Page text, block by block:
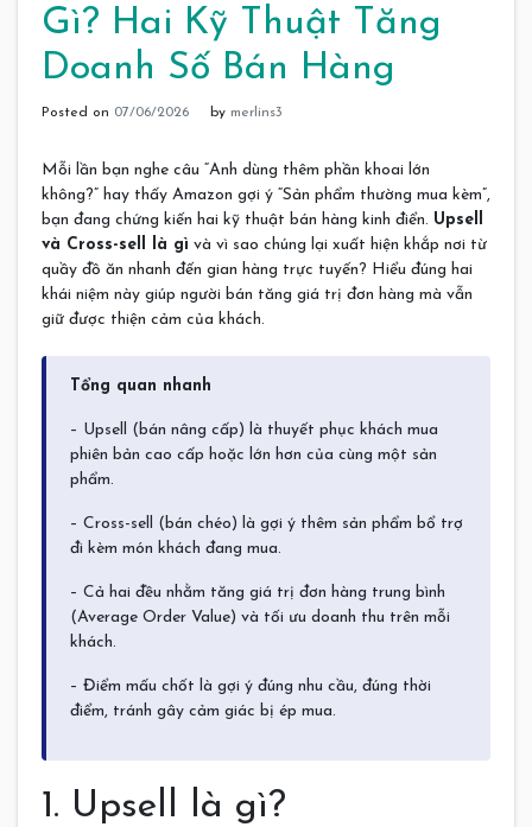
Gì? Hai Kỹ Thuật Tăng
Doanh Số Bán Hàng
Posted on 07/06/2026 by merlins3
Mỗi lần bạn nghe câu “Anh dùng thêm phần khoai lớn
không?” hay thấy Amazon gợi ý “Sản phẩm thường mua kèm”,
bạn đang chứng kiến hai kỹ thuật bán hàng kinh điển. Upsell
và Cross-sell là gì và vì sao chúng lại xuất hiện khắp nơi từ
quầy đồ ăn nhanh đến gian hàng trực tuyến? Hiểu đúng hai
khái niệm này giúp người bán tăng giá trị đơn hàng mà vẫn
giữ được thiện cảm của khách.
Tổng quan nhanh
– Upsell (bán nâng cấp) là thuyết phục khách mua
phiên bản cao cấp hoặc lớn hơn của cùng một sản
phẩm.
– Cross-sell (bán chéo) là gợi ý thêm sản phẩm bổ trợ
đi kèm món khách đang mua.
– Cả hai đều nhằm tăng giá trị đơn hàng trung bình
(Average Order Value) và tối ưu doanh thu trên mỗi
khách.
– Điểm mấu chốt là gợi ý đúng nhu cầu, đúng thời
điểm, tránh gây cảm giác bị ép mua.
1. Upsell là gì?